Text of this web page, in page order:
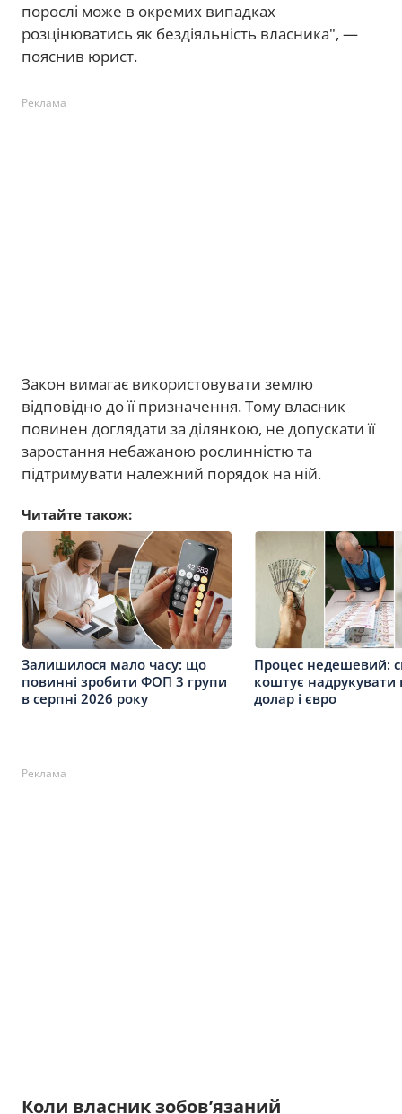
порослі може в окремих випадках
розцінюватись як бездіяльність власника", —
пояснив юрист.
Реклама
Закон вимагає використовувати землю
відповідно до її призначення. Тому власник
повинен доглядати за ділянкою, не допускати її
заростання небажаною рослинністю та
підтримувати належний порядок на ній.
Читайте також:
Залишилося мало часу: що
повинні зробити ФОП 3 групи
в серпні 2026 року
Процес недешевий:
коштує надрукувати
долар і євро
Реклама
Коли власник зобов’язаний